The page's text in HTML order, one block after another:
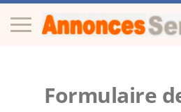
Formulaire